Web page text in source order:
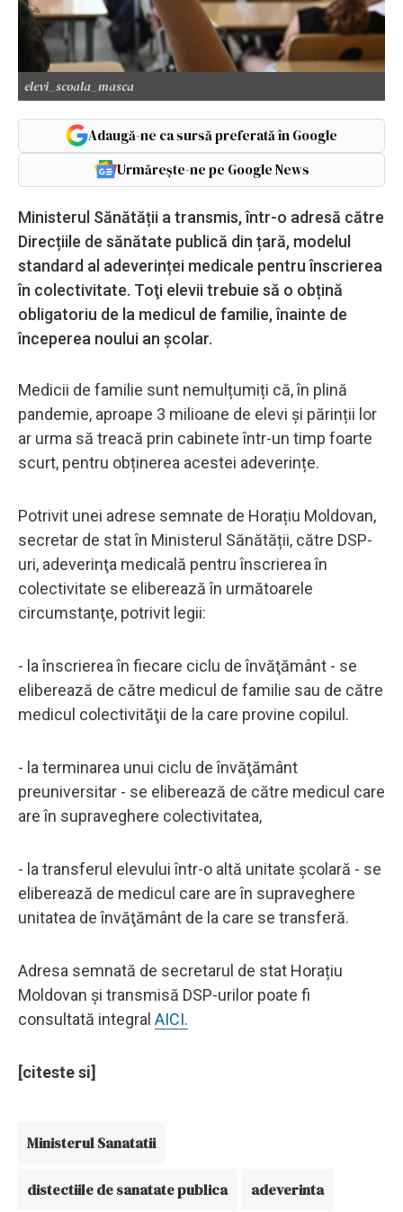
elevi_scoala_masca
Adaugă-ne ca sursă preferată în Google
Urmărește-ne pe Google News
Ministerul Sănătății a transmis, într-o adresă către
Direcțiile de sănătate publică din țară, modelul
standard al adeverinței medicale pentru înscrierea
în colectivitate. Toţi elevii trebuie să o obțină
obligatoriu de la medicul de familie, înainte de
începerea noului an școlar.
Medicii de familie sunt nemulțumiți că, în plină
pandemie, aproape 3 milioane de elevi și părinții lor
ar urma să treacă prin cabinete într-un timp foarte
scurt, pentru obținerea acestei adeverințe.
Potrivit unei adrese semnate de Horațiu Moldovan,
secretar de stat în Ministerul Sănătății, către DSP-
uri, adeverinţa medicală pentru înscrierea în
colectivitate se eliberează în următoarele
circumstanţe, potrivit legii:
- la înscrierea în fiecare ciclu de învăţământ - se
eliberează de către medicul de familie sau de către
medicul colectivităţii de la care provine copilul.
- la terminarea unui ciclu de învăţământ
preuniversitar - se eliberează de către medicul care
are în supraveghere colectivitatea,
- la transferul elevului într-o altă unitate şcolară - se
eliberează de medicul care are în supraveghere
unitatea de învăţământ de la care se transferă.
Adresa semnată de secretarul de stat Horațiu
Moldovan și transmisă DSP-urilor poate fi
consultată integral AICI.
[citeste si]
Ministerul Sanatatii
distectiile de sanatate publica adeverinta